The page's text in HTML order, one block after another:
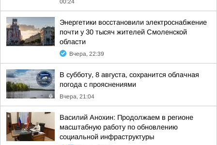
00:24
Энергетики восстановили электроснабжение
почти у 30 тысяч жителей Смоленской
области
Вчера, 22:39
В субботу, 8 августа, сохранится облачная
погода с прояснениями
Вчера, 21:04
Василий Анохин: Продолжаем в регионе
масштабную работу по обновлению
социальной инфраструктуры